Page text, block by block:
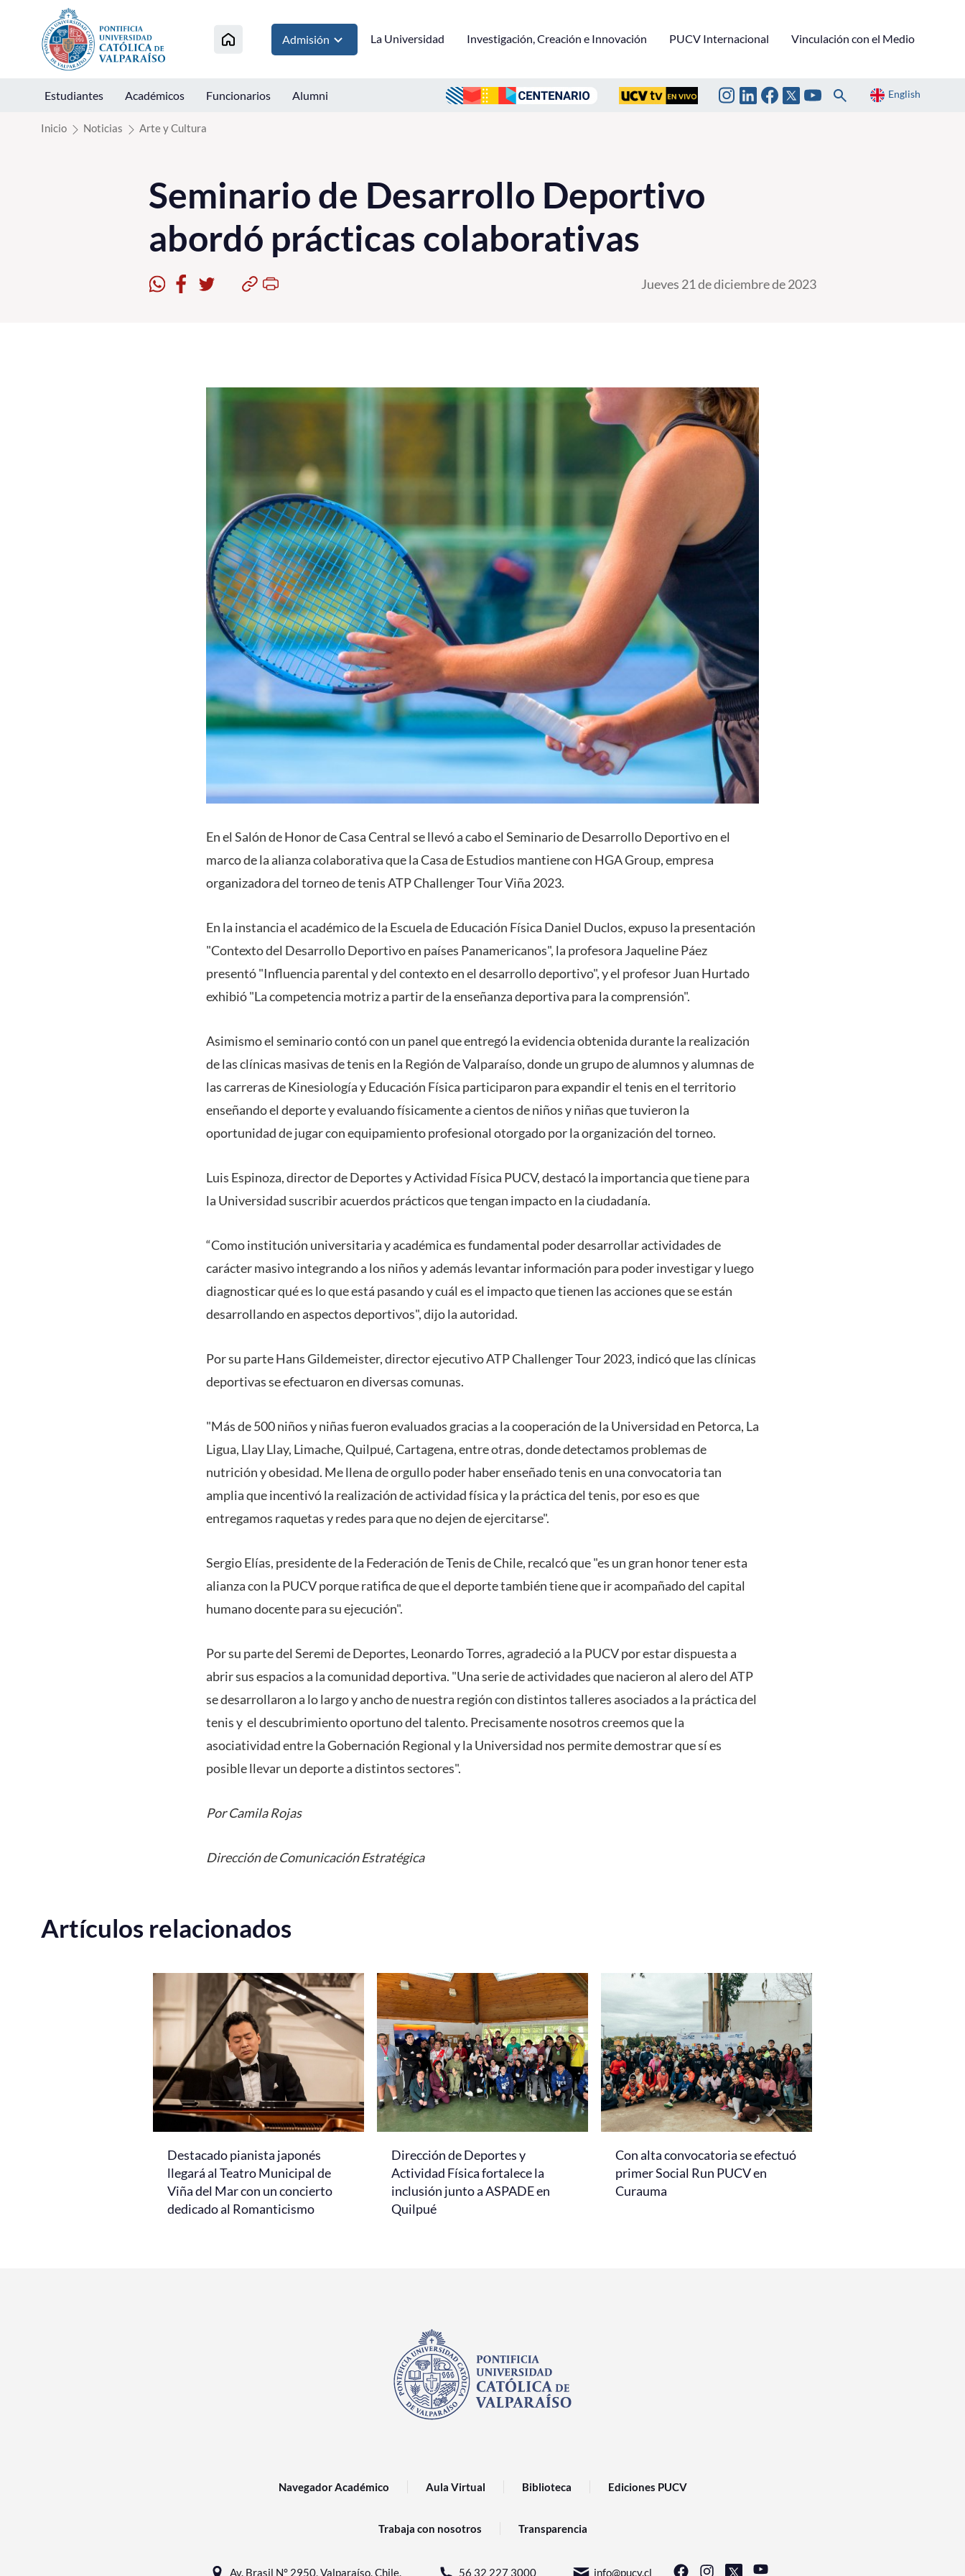
Click acá para ir directamente al contenido
Admisión La Universidad Investigación, Creación e Innovación PUCV Internacional Vinculación con el Medio
Estudiantes Académicos Funcionarios Alumni English
Inicio Noticias Arte y Cultura
Seminario de Desarrollo Deportivo
abordó prácticas colaborativas
Jueves 21 de diciembre de 2023
En el Salón de Honor de Casa Central se llevó a cabo el Seminario de Desarrollo Deportivo en el
marco de la alianza colaborativa que la Casa de Estudios mantiene con HGA Group, empresa
organizadora del torneo de tenis ATP Challenger Tour Viña 2023.
En la instancia el académico de la Escuela de Educación Física Daniel Duclos, expuso la presentación
"Contexto del Desarrollo Deportivo en países Panamericanos", la profesora Jaqueline Páez
presentó "Influencia parental y del contexto en el desarrollo deportivo", y el profesor Juan Hurtado
exhibió "La competencia motriz a partir de la enseñanza deportiva para la comprensión".
Asimismo el seminario contó con un panel que entregó la evidencia obtenida durante la realización
de las clínicas masivas de tenis en la Región de Valparaíso, donde un grupo de alumnos y alumnas de
las carreras de Kinesiología y Educación Física participaron para expandir el tenis en el territorio
enseñando el deporte y evaluando físicamente a cientos de niños y niñas que tuvieron la
oportunidad de jugar con equipamiento profesional otorgado por la organización del torneo.
Luis Espinoza, director de Deportes y Actividad Física PUCV, destacó la importancia que tiene para
la Universidad suscribir acuerdos prácticos que tengan impacto en la ciudadanía.
“Como institución universitaria y académica es fundamental poder desarrollar actividades de
carácter masivo integrando a los niños y además levantar información para poder investigar y luego
diagnosticar qué es lo que está pasando y cuál es el impacto que tienen las acciones que se están
desarrollando en aspectos deportivos", dijo la autoridad.
Por su parte Hans Gildemeister, director ejecutivo ATP Challenger Tour 2023, indicó que las clínicas
deportivas se efectuaron en diversas comunas.
"Más de 500 niños y niñas fueron evaluados gracias a la cooperación de la Universidad en Petorca, La
Ligua, Llay Llay, Limache, Quilpué, Cartagena, entre otras, donde detectamos problemas de
nutrición y obesidad. Me llena de orgullo poder haber enseñado tenis en una convocatoria tan
amplia que incentivó la realización de actividad física y la práctica del tenis, por eso es que
entregamos raquetas y redes para que no dejen de ejercitarse".
Sergio Elías, presidente de la Federación de Tenis de Chile, recalcó que "es un gran honor tener esta
alianza con la PUCV porque ratifica de que el deporte también tiene que ir acompañado del capital
humano docente para su ejecución".
Por su parte del Seremi de Deportes, Leonardo Torres, agradeció a la PUCV por estar dispuesta a
abrir sus espacios a la comunidad deportiva. "Una serie de actividades que nacieron al alero del ATP
se desarrollaron a lo largo y ancho de nuestra región con distintos talleres asociados a la práctica del
tenis y el descubrimiento oportuno del talento. Precisamente nosotros creemos que la
asociatividad entre la Gobernación Regional y la Universidad nos permite demostrar que sí es
posible llevar un deporte a distintos sectores".
Por Camila Rojas
Dirección de Comunicación Estratégica
Artículos relacionados
Destacado pianista japonés
llegará al Teatro Municipal de
Viña del Mar con un concierto
dedicado al Romanticismo
Dirección de Deportes y
Actividad Física fortalece la
inclusión junto a ASPADE en
Quilpué
Con alta convocatoria se efectuó
primer Social Run PUCV en
Curauma
Navegador Académico Aula Virtual Biblioteca Ediciones PUCV
Trabaja con nosotros Transparencia
Av. Brasil N° 2950, Valparaíso, Chile. 56 32 227 3000 info@pucv.cl